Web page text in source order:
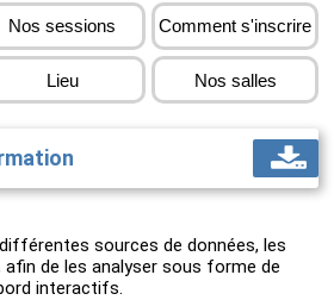
Nos sessions Comment s'inscrire
Lieu Nos salles
sources de données, les
afin de les analyser sous forme de
interactifs.